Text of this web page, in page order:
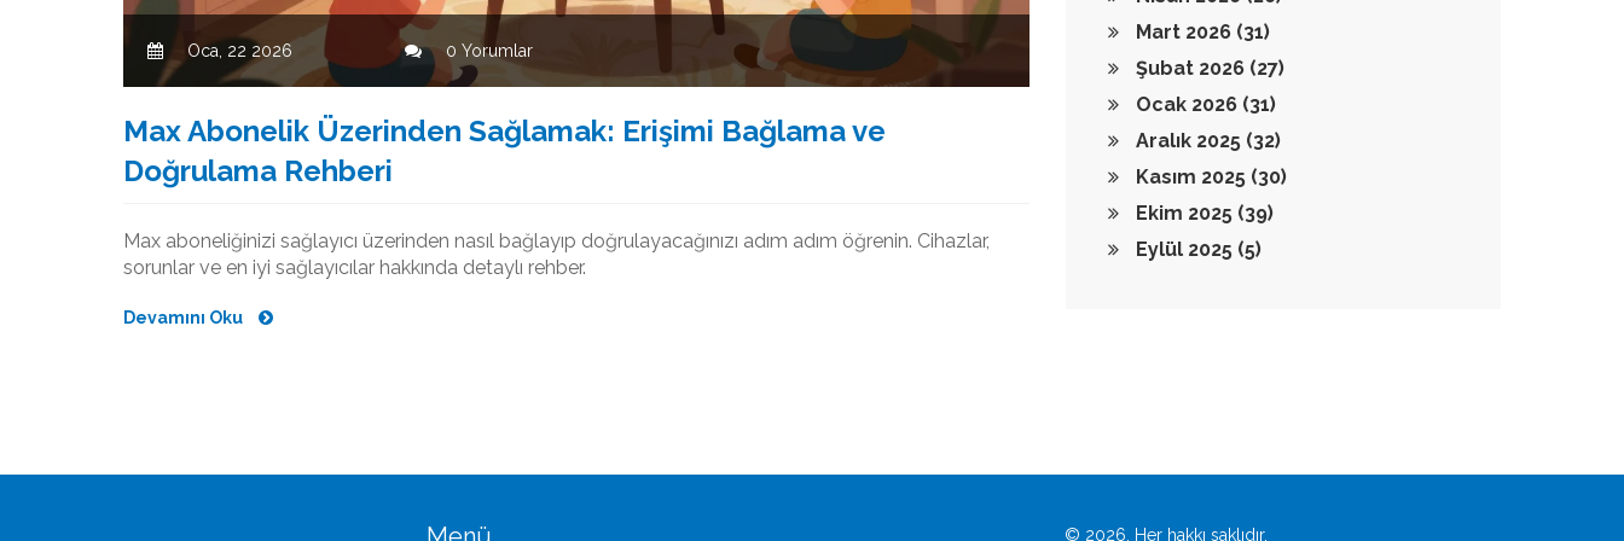
Oca, 22 2026 0 Yorumlar
Max Abonelik Üzerinden Sağlamak: Erişimi Bağlama ve
Doğrulama Rehberi
Max aboneliğinizi sağlayıcı üzerinden nasıl bağlayıp doğrulayacağınızı adım adım öğrenin. Cihazlar,
sorunlar ve en iyi sağlayıcılar hakkında detaylı rehber.
Devamını Oku
Mart 2026 (31)
Şubat 2026 (27)
Ocak 2026 (31)
Aralık 2025 (32)
Kasım 2025 (30)
Ekim 2025 (39)
Eylül 2025 (5)
© 2026. Her hakkı saklıdır.